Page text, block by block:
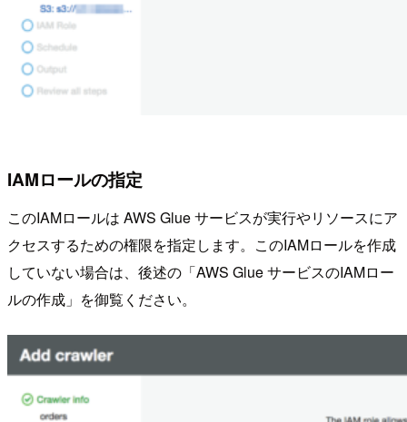
IAMロールの指定
このIAMロールは AWS Glue サービスが実行やリソースにア
クセスするための権限を指定します。このIAMロールを作成
していない場合は、後述の「AWS Glue サービスのIAMロー
ルの作成」を御覧ください。